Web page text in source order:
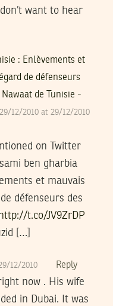
want to hear
: Enlèvements et
de défenseurs
de Tunisie -
12/2010 at 29/12/2010
on Twitter
ben gharbia
et mauvais
défenseurs des
http://t.co/JV9ZrDP
[…]
12/2010 Reply
now . His wife
in Dubai. It was